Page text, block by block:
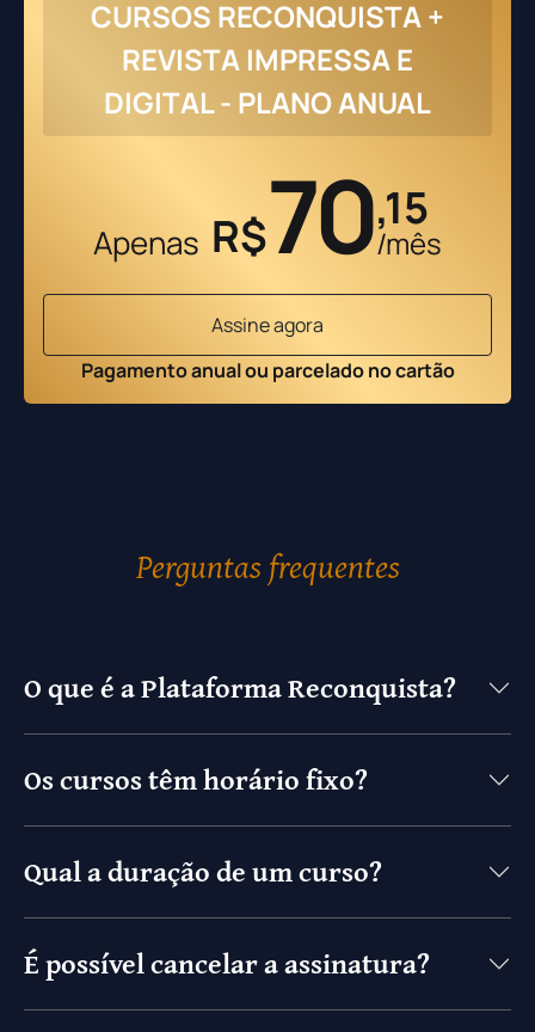
CURSOS RECONQUISTA +
REVISTA IMPRESSA E
DIGITAL - PLANO ANUAL
Apenas R$70,15
/mês
Assine agora
Pagamento anual ou parcelado no cartão
Perguntas frequentes
O que é a Plataforma Reconquista?
Os cursos têm horário fixo?
Qual a duração de um curso?
É possível cancelar a assinatura?